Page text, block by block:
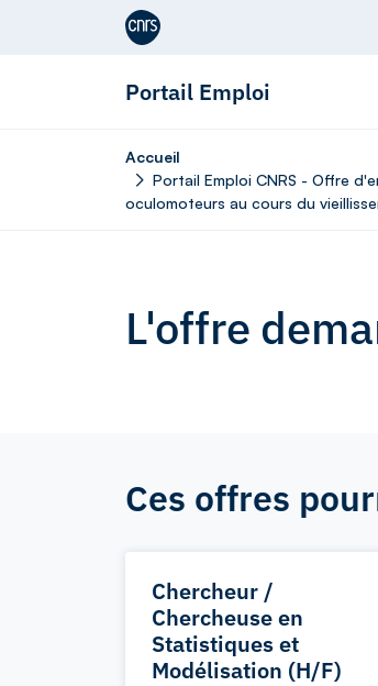
Aller au contenu
Portail Emploi
Accueil
Portail Emploi CNRS - Offre
oculomoteurs au cours du
L'offre
Ces offres
Chercheur /
Chercheuse en
Statistiques et
Modélisation (H/F)